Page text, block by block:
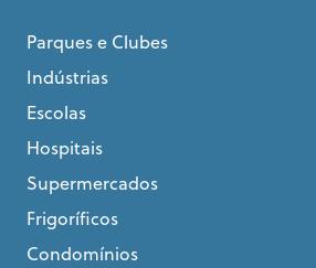
Parques e Clubes
Indústrias
Escolas
Hospitais
Supermercados
Frigoríficos
Condomínios